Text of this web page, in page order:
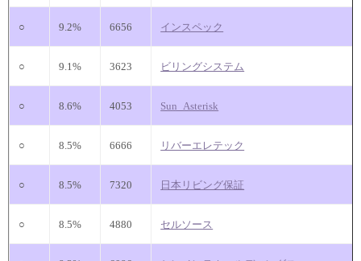
○ 9.2% 6656 インスペック
○ 9.1% 3623 ビリングシステム
○ 8.6% 4053 Sun_Asterisk
○ 8.5% 6666 リバーエレテック
○ 8.5% 7320 日本リビング保証
○ 8.5% 4880 セルソース